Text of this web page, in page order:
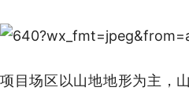
项目场区以山地地形为主，